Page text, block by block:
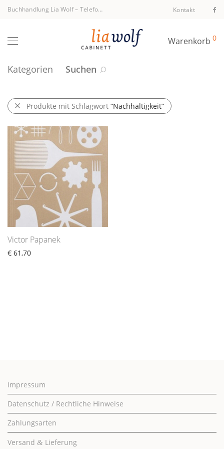
Buchhandlung Lia Wolf– Telefon +43 1 512 40 94 Kontakt
Warenkorb 0
Kategorien Suchen
Produkte mit Schlagwort “Nachhaltigkeit”
Victor Papanek
€ 61,70
Impressum
Datenschutz / Rechtliche Hinweise
Zahlungsarten
Versand & Lieferung